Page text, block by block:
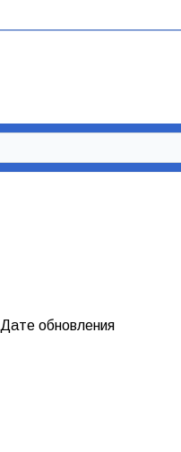
Дате обновления